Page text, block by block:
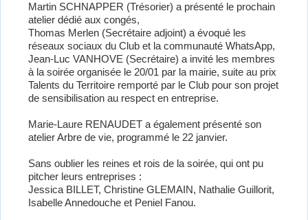
Martin SCHNAPPER (Trésorier) a présenté le prochain
atelier dédié aux congés,
Thomas Merlen (Secrétaire adjoint) a évoqué les
réseaux sociaux du Club et la communauté WhatsApp,
Jean-Luc VANHOVE (Secrétaire) a invité les membres
à la soirée organisée le 20/01 par la mairie, suite au prix
Talents du Territoire remporté par le Club pour son projet
de sensibilisation au respect en entreprise.
Marie-Laure RENAUDET a également présenté son
atelier Arbre de vie, programmé le 22 janvier.
Sans oublier les reines et rois de la soirée, qui ont pu
pitcher leurs entreprises :
Jessica BILLET, Christine GLEMAIN, Nathalie Guillorit,
Isabelle Annedouche et Peniel Fanou.